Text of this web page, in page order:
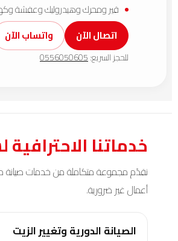
قير ومحرك وهيدروليك وعفشة
اتصال الآن
واتساب الآن
للحجز السريع:0556050605
خدماتنا
نقدّم مجموعة متكاملة من خدمات صيانة
أعمال غير ضرورية.
الصيانة الدورية وتغيير الزيت